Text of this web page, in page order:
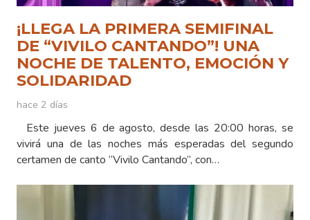
¡LLEGA LA PRIMERA SEMIFINAL
DE “VIVILO CANTANDO”! UNA
NOCHE DE TALENTO, EMOCIÓN Y
SOLIDARIDAD
hace 2 días
Este jueves 6 de agosto, desde las 20:00 horas, se
vivirá una de las noches más esperadas del segundo
certamen de canto “Vivilo Cantando”, con…